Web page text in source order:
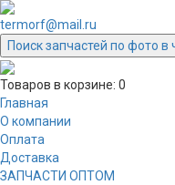
termorf@mail.ru
Поиск запчастей по фото в
Товаров в корзине: 0
Главная
О компании
Оплата
Доставка
ЗАПЧАСТИ ОПТОМ